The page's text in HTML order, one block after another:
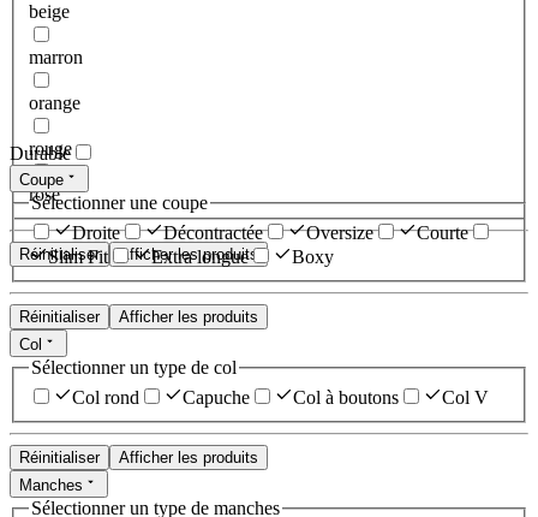
beige
marron
orange
rouge
rose
Réinitialiser Afficher les produits
Durable
Coupe
Sélectionner une coupe
Droite
Décontractée Oversize
Courte
Slim Fit
Extra longue Boxy
Réinitialiser
Afficher les produits
Col
Sélectionner un type de col
Col rond
Capuche Col à boutons Col V
Réinitialiser
Afficher les produits
Manches
Sélectionner un type de manches